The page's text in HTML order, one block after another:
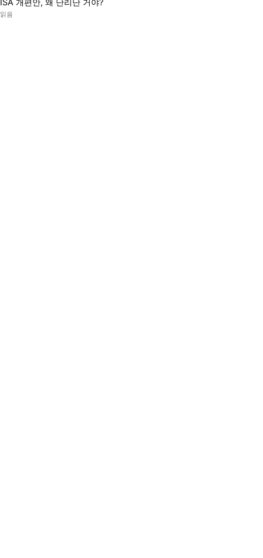
ISA 개편안, 왜 난리난 거야?
읽음